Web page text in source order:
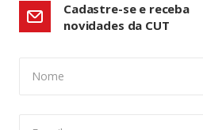
Cadastre-se e receba
novidades da CUT
Nome